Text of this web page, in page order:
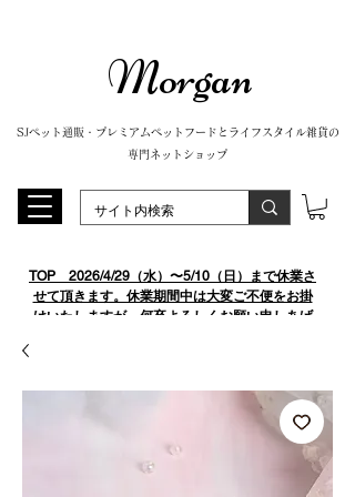
SJペット通販・プレミアムペットフードとライフスタイル雑貨の
専門ネットショップ
Morgan
TOP ​ 2026/4/29（水）〜5/10（日）まで休業さ
せて頂きます。休業期間中は大変ご不便をお掛
けいたしますが、何卒よろしくお願い申しあげ